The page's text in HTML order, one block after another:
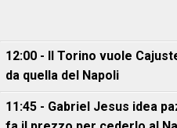
12:00 - Il Torino vuole
da quella del Napoli
11:45 - Gabriel Jesus idea